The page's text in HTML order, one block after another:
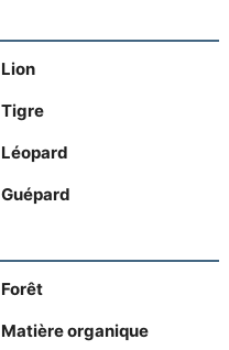
Lion
Tigre
Léopard
Guépard
Forêt
Matière organique